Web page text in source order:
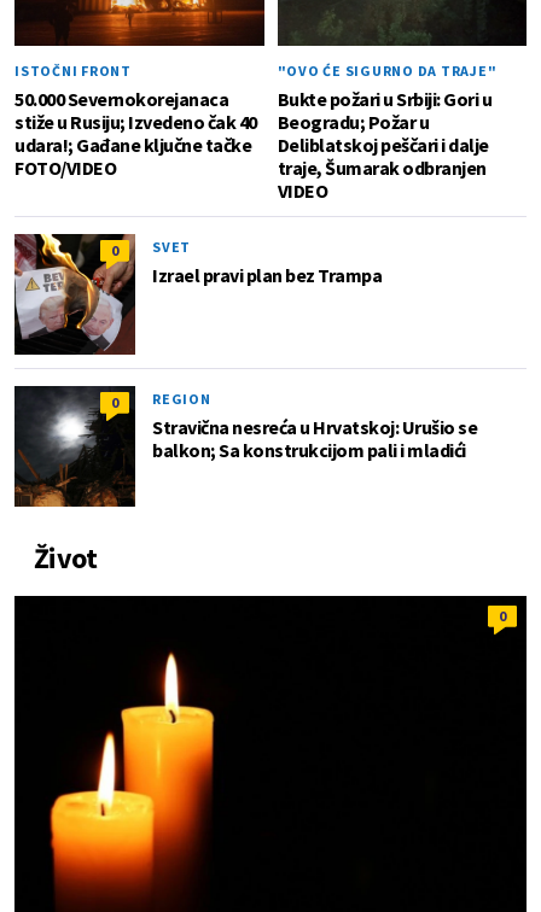
ISTOČNI FRONT
50.000 Severnokorejanaca
stiže u Rusiju; Izvedeno čak 40
udara!; Gađane ključne tačke
FOTO/VIDEO
"OVO ĆE SIGURNO DA TRAJE"
Bukte požari u Srbiji: Gori u
Beogradu; Požar u
Deliblatskoj peščari i dalje
traje, Šumarak odbranjen
VIDEO
0 SVET
Izrael pravi plan bez Trampa
0 REGION
Stravična nesreća u Hrvatskoj: Urušio se
balkon; Sa konstrukcijom pali i mladići
Život
0